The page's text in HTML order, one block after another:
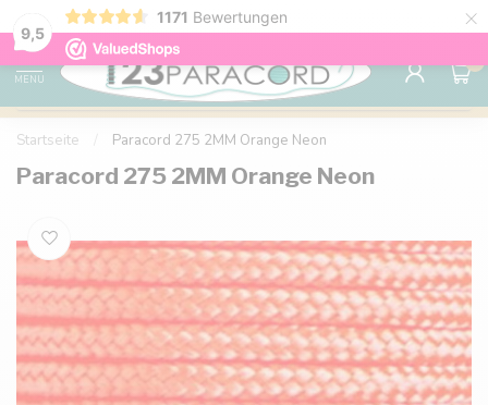
9,5
1171 Bewertungen ×
Kostenlose Lieferung nach Hause ab 150 €
MENU
0
Startseite Paracord 275 2MM Orange Neon
Paracord 275 2MM Orange Neon